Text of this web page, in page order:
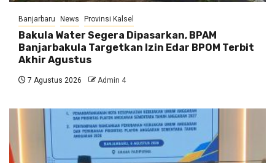
Banjarbaru News Provinsi Kalsel
Bakula Water Segera Dipasarkan, BPAM
Banjarbakula Targetkan Izin Edar BPOM Terbit
Akhir Agustus
7 Agustus 2026 Admin 4